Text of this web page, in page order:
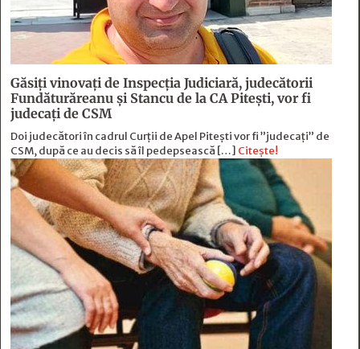
Găsiți vinovați de Inspecția Judiciară, judecătorii
Fundăturăreanu și Stancu de la CA Pitești, vor fi
judecați de CSM
Doi judecători în cadrul Curții de Apel Pitești vor fi ”judecați” de
CSM, după ce au decis să îl pedepsească […] Citește!